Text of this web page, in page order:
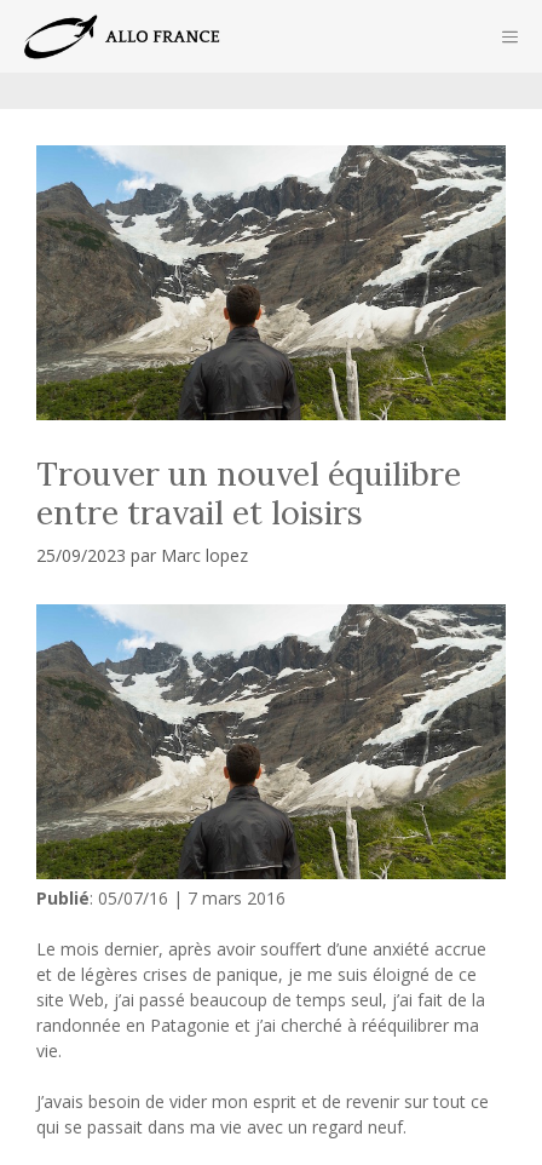
contenu
Trouver un nouvel équilibre
entre travail et loisirs
25/09/2023 par Marc lopez
Publié: 05/07/16 | 7 mars 2016
Le mois dernier, après avoir souffert d’une anxiété accrue
et de légères crises de panique, je me suis éloigné de ce
site Web, j’ai passé beaucoup de temps seul, j’ai fait de la
randonnée en Patagonie et j’ai cherché à rééquilibrer ma
vie.
J’avais besoin de vider mon esprit et de revenir sur tout ce
qui se passait dans ma vie avec un regard neuf.